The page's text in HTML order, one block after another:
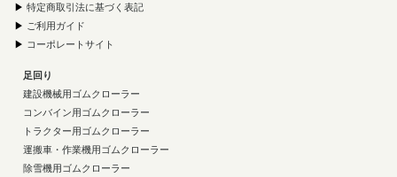
▶ 特定商取引法に基づく表記
▶ ご利用ガイド
▶ コーポレートサイト
足回り
建設機械用ゴムクローラー
コンバイン用ゴムクローラー
トラクター用ゴムクローラー
運搬車・作業機用ゴムクローラー
除雪機用ゴムクローラー